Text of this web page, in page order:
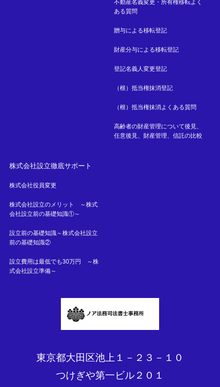
不動産名義変更・所有権移転よく
ある質問
贈与による移転登記
財産分与による移転登記
登記名義人変更登記
（根）抵当権抹消登記
（根）抵当権抹消よくある質問
高齢者の財産管理について後見、
任意後見、財産管理、信託の比較
株式会社設立徹底サポート
株式会社役員変更
株式会社設立のメリット ～株式
会社設立前の基礎知識①～
設立前の基礎知識～株式会社設立
前の基礎知識②
設立費用は最低でも30万円 ～株
式会社設立準備～
東京都大田区池上１－２３－１０
つけぎや第一ビル２０１